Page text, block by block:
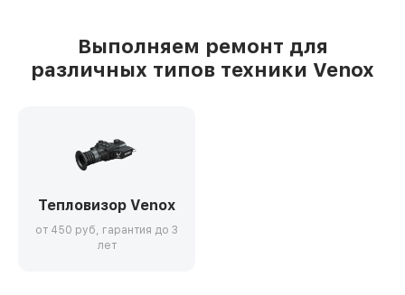
Выполняем ремонт для
различных типов техники Venox
Тепловизор Venox
от 450 руб, гарантия до 3
лет